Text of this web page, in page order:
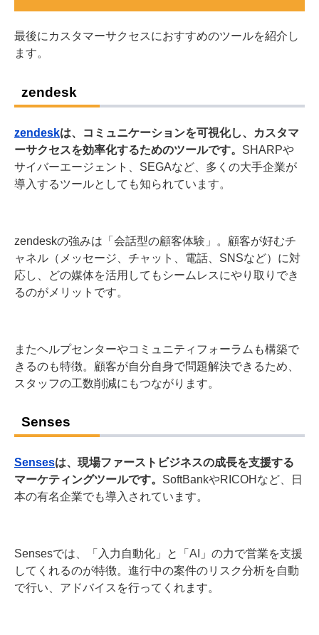
最後にカスタマーサクセスにおすすめのツールを紹介し
ます。
zendesk
zendeskは、コミュニケーションを可視化し、カスタマ
ーサクセスを効率化するためのツールです。 SHARPや
サイバーエージェント、SEGAなど、多くの大手企業が
導入するツールとしても知られています。
zendeskの強みは「会話型の顧客体験」。顧客が好むチ
ャネル（メッセージ、チャット、電話、SNSなど）に対
応し、どの媒体を活用してもシームレスにやり取りでき
るのがメリットです。
またヘルプセンターやコミュニティフォーラムも構築で
きるのも特徴。顧客が自分自身で問題解決できるため、
スタッフの工数削減にもつながります。
Senses
Sensesは、現場ファーストビジネスの成長を支援する
マーケティングツールです。 SoftBankやRICOHなど、日
本の有名企業でも導入されています。
Sensesでは、「入力自動化」と「AI」の力で営業を支援
してくれるのが特徴。進行中の案件のリスク分析を自動
で行い、アドバイスを行ってくれます。